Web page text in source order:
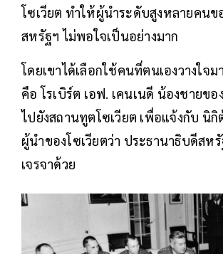
โซเวียต ทำให้ผู้นำระดับสูงหลายคนข
สหรัฐฯ ไม่พอใจเป็นอย่างมาก
โดยเขาได้เลือกใช้คนที่ตนเองวางใจ
คือ โรเบิร์ต เอฟ. เคนเนดี น้องชายขอ
ไปยังสถานทูตโซเวียต เพื่อแจ้งกับ นิ
ผู้นำของโซเวียตว่า ประธานาธิบดีสห
เจรจาด้วย